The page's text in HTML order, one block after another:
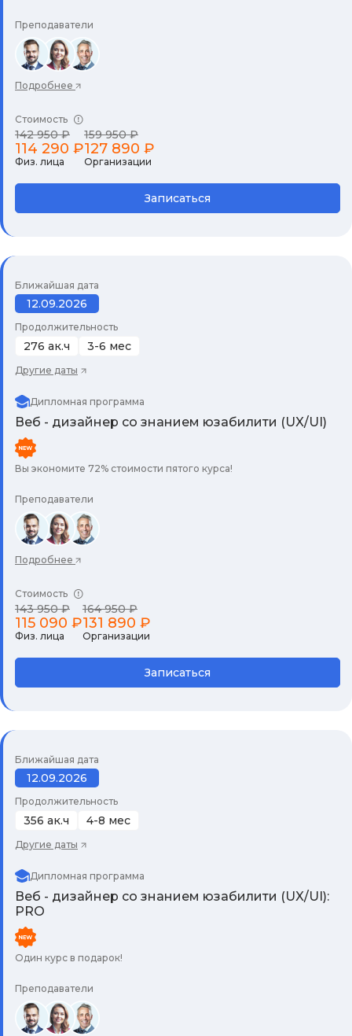
Преподаватели
Подробнее
Стоимость
142 950 ₽
114 290 ₽
Физ. лица
159 950 ₽
127 890 ₽
Организации
Записаться
Ближайшая дата
12.09.2026
Продолжительность
276 ак.ч 3-6 мес
Другие даты
Дипломная программа
Веб - дизайнер со знанием юзабилити (UX/UI)
Вы экономите 72% стоимости пятого курса!
Преподаватели
Подробнее
Стоимость
143 950 ₽
115 090 ₽
Физ. лица
164 950 ₽
131 890 ₽
Организации
Записаться
Ближайшая дата
12.09.2026
Продолжительность
356 ак.ч 4-8 мес
Другие даты
Дипломная программа
Веб - дизайнер со знанием юзабилити (UX/UI):
PRO
Один курс в подарок!
Преподаватели